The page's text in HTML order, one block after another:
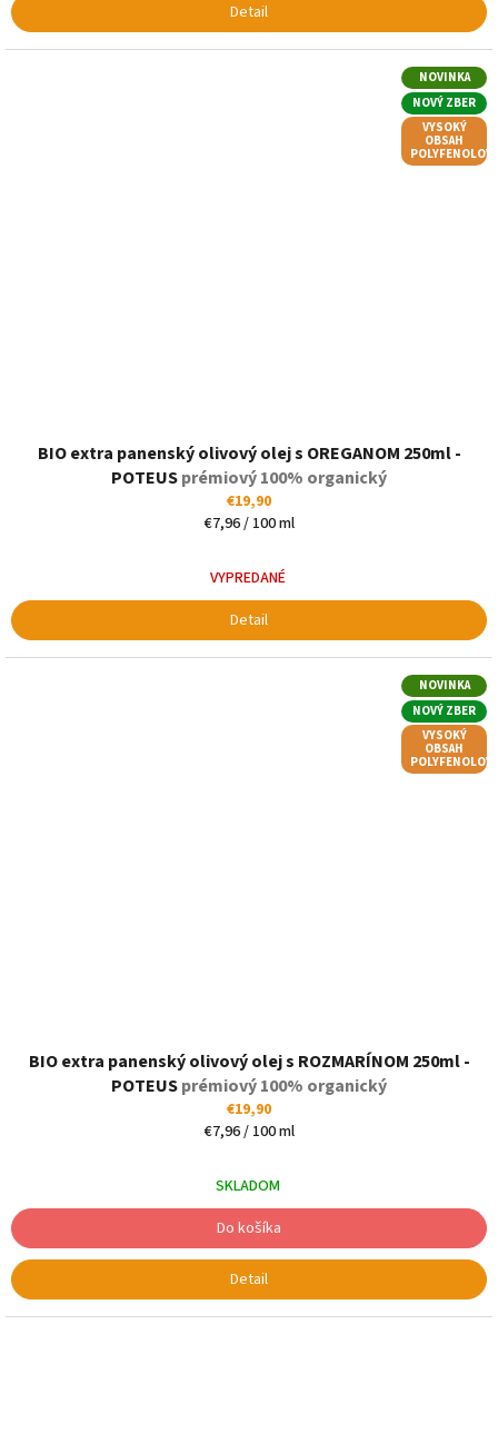
Detail
NOVINKA
NOVÝ ZBER
VYSOKÝ
OBSAH
POLYFENOLOV
BIO extra panenský olivový olej s OREGANOM 250ml -
POTEUSprémiový 100% organický
€19,90
Jednotková
€7,96 / 100 ml
VYPREDANÉ
Detail
NOVINKA
NOVÝ ZBER
VYSOKÝ
OBSAH
POLYFENOLOV
BIO extra panenský olivový olej s ROZMARÍNOM 250ml -
POTEUSprémiový 100% organický
€19,90
Jednotková
€7,96 / 100 ml
SKLADOM
Do košíka
Detail